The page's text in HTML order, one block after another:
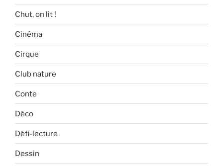
Chut, on lit !
Cinéma
Cirque
Club nature
Conte
Déco
Défi-lecture
Dessin